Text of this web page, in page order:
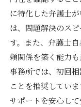
に特化した弁護士
は、問題解決のス
す。また、弁護士
頼関係を築く能力
事務所では、初回
ことを推奨してい
サポートを安心し